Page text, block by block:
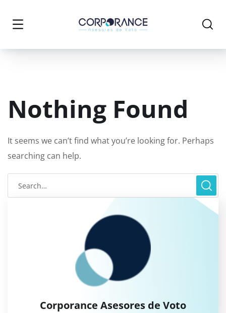
Nothing Found
It seems we can’t find what you’re looking for. Perhaps
searching can help.
Corporance Asesores de Voto